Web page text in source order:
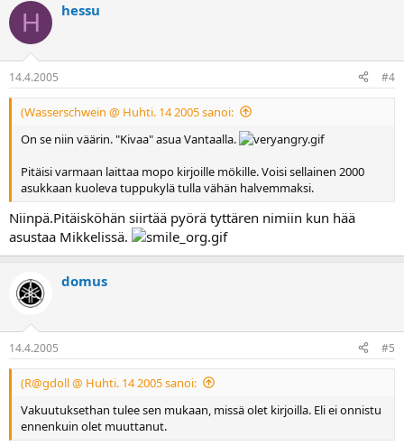
H hessu
14.4.2005 #4
(Wasserschwein @ Huhti. 14 2005 sanoi:
On se niin väärin. "Kivaa" asua Vantaalla.
Pitäisi varmaan laittaa mopo kirjoille mökille. Voisi sellainen 2000
asukkaan kuoleva tuppukylä tulla vähän halvemmaksi.
Niinpä.Pitäisköhän siirtää pyörä tyttären nimiin kun hää
asustaa Mikkelissä.
domus
14.4.2005 #5
(R@gdoll @ Huhti. 14 2005 sanoi:
Vakuutuksethan tulee sen mukaan, missä olet kirjoilla. Eli ei onnistu
ennenkuin olet muuttanut.